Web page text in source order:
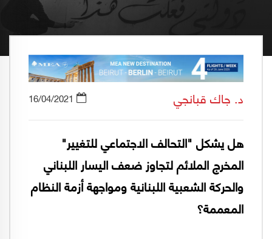
د. جاك قبانجي 16/04/2021
هل يشكل "التحالف الاجتماعي للتغيير"
المخرج الملائم لتجاوز ضعف اليسار اللبناني
والحركة الشعبية اللبنانية ومواجهة أزمة النظام
المعممة؟